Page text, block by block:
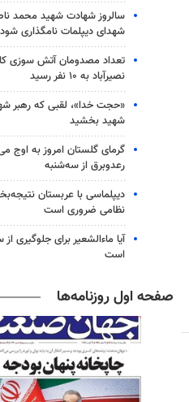
سالروز شهادت شهید محمد
شهدای دیپلمات نامگذاری شود
تعداد مصدومان آتش سوزی
نصیرآباد به ۱۰ نفر رسید
«حجت خدا»، لقبی که رهبر
شهید بخشید
گرمای گلستان امروز به اوج
رعدوبرق از سه‌شنبه
دیپلماسی با عربستان
نظامی ضروری است
آیا ماءالشعیر برای جلوگیری
است
صفحه اول روزنامه‌ها